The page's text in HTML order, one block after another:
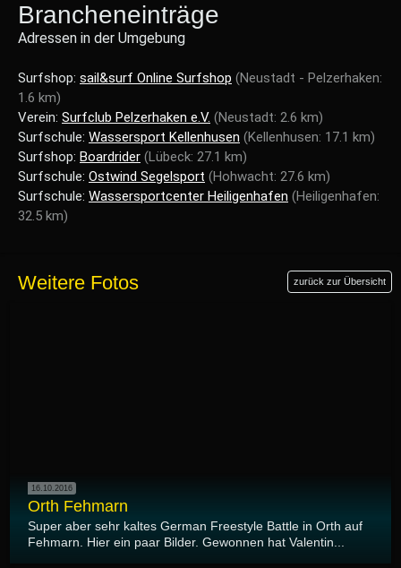
Brancheneinträge
Adressen in der Umgebung
Surfshop: sail&surf Online Surfshop (Neustadt - Pelzerhaken:
1.6 km)
Verein: Surfclub Pelzerhaken e.V. (Neustadt: 2.6 km)
Surfschule: Wassersport Kellenhusen (Kellenhusen: 17.1 km)
Surfshop: Boardrider (Lübeck: 27.1 km)
Surfschule: Ostwind Segelsport (Hohwacht: 27.6 km)
Surfschule: Wassersportcenter Heiligenhafen (Heiligenhafen:
32.5 km)
Weitere Fotos zurück zur Übersicht
16.10.2016
Orth Fehmarn
Super aber sehr kaltes German Freestyle Battle in Orth auf
Fehmarn. Hier ein paar Bilder. Gewonnen hat Valentin...